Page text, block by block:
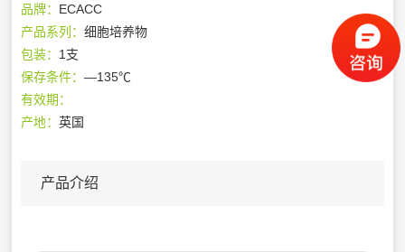
品牌： ECACC
产品系列：细胞培养物
包装： 1支
保存条件：—135℃
有效期：
产地：英国
产品介绍